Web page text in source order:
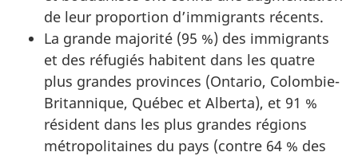
de leur proportion d’immigrants récents.
La grande majorité (95 %) des immigrants
et des réfugiés habitent dans les quatre
plus grandes provinces (Ontario, Colombie-
Britannique, Québec et Alberta), et 91 %
résident dans les plus grandes régions
métropolitaines du pays (contre 64 % des